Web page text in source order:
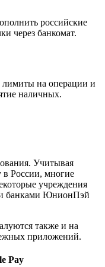
российские
через банкомат.
лимиты на операции и
наличных.
Учитывая
России, многие
учреждения
банками ЮнионПэй
также и на
приложений.
Pay